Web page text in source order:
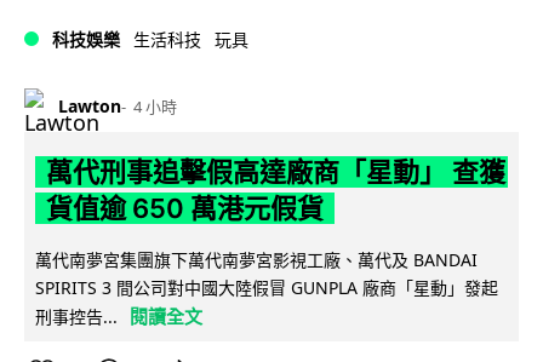
科技娛樂 生活科技 玩具
Lawton 4 小時
萬代刑事追擊假高達廠商「星動」 查獲
貨值逾 650 萬港元假貨
萬代南夢宮集團旗下萬代南夢宮影視工廠、萬代及 BANDAI
SPIRITS 3 間公司對中國大陸假冒 GUNPLA 廠商「星動」發起
刑事控告...
閱讀全文